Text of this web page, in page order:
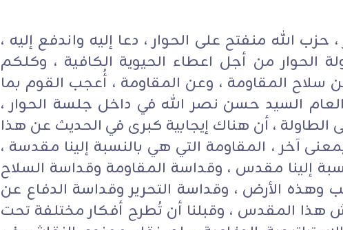
الله منفتح على الحوار ، دعا إليه واندفع إليه ،
الحوار من أجل اعطاء الحيوية الكافية ، وكلكم
سلاح المقاومة ، وعن المقاومة ، أُعجب القوم بما
السيد حسن نصر الله في داخل جلسة الحوار ،
، أن هناك إيجابية كبرى في الحديث عن هذا
آخر ، المقاومة التي هي بالنسبة إلينا مقدسة ،
إلينا مقدس ، وقداسة المقاومة وقداسة السلاح
الأرض ، وقداسة التحرير وقداسة الدفاع عن
هذا المقدس ، وقبلنا أن تُطرح أفكار مختلفة تحت